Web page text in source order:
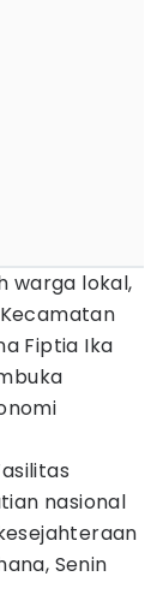
warga lokal,
Fiptia Ika
nasional
Senin